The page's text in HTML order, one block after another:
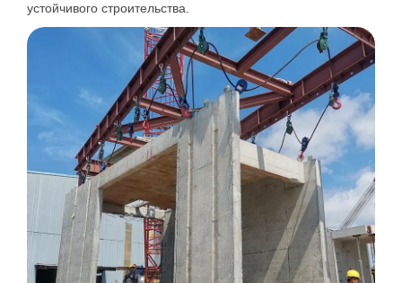
устойчивого строительства.